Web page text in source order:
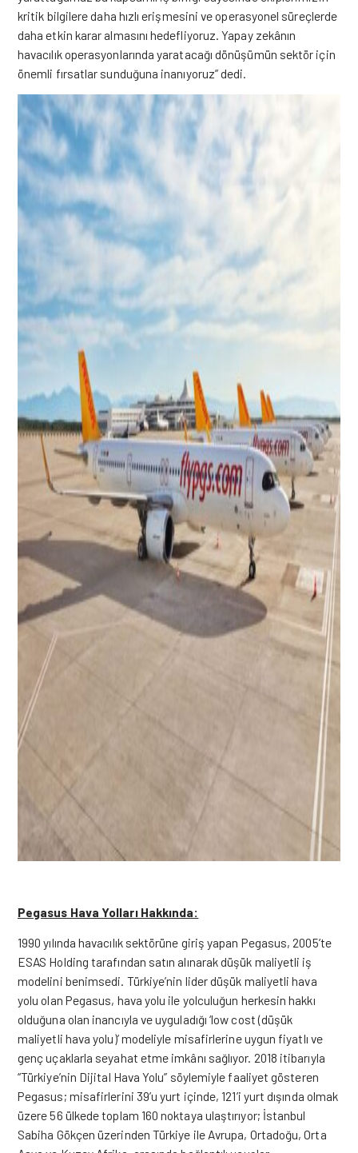
kritik bilgilere daha hızlı erişmesini ve operasyonel süreçlerde
daha etkin karar almasını hedefliyoruz. Yapay zekânın
havacılık operasyonlarında yaratacağı dönüşümün sektör için
önemli fırsatlar sunduğuna inanıyoruz” dedi.
Pegasus Hava Yolları Hakkında:
1990 yılında havacılık sektörüne giriş yapan Pegasus, 2005’te
ESAS Holding tarafından satın alınarak düşük maliyetli iş
modelini benimsedi. Türkiye’nin lider düşük maliyetli hava
yolu olan Pegasus, hava yolu ile yolculuğun herkesin hakkı
olduğuna olan inancıyla ve uyguladığı ‘low cost (düşük
maliyetli hava yolu)’ modeliyle misafirlerine uygun fiyatlı ve
genç uçaklarla seyahat etme imkânı sağlıyor. 2018 itibarıyla
“Türkiye’nin Dijital Hava Yolu” söylemiyle faaliyet gösteren
Pegasus; misafirlerini 39’u yurt içinde, 121’i yurt dışında olmak
üzere 56 ülkede toplam 160 noktaya ulaştırıyor; İstanbul
Sabiha Gökçen üzerinden Türkiye ile Avrupa, Ortadoğu, Orta